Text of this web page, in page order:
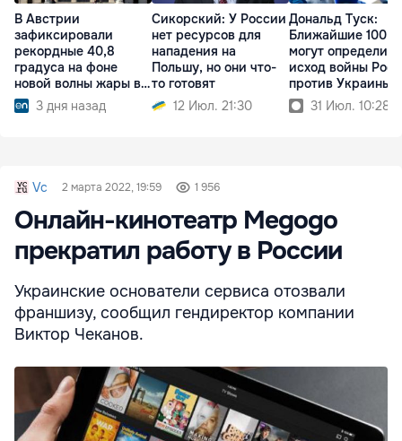
В Австрии
зафиксировали
рекордные 40,8
градуса на фоне
новой волны жары в
Европе3 дня назад
Сикорский: У России
нет ресурсов для
нападения на
Польшу, но они что-
то готовят
12 Июл. 21:30
Дональд Туск:
Ближайшие 100
могут определить
исход войны
против Украины
31 Июл. 10:28
Vc 2 марта 2022, 19:59 1 956
Онлайн-кинотеатр Megogo
прекратил работу в России
Украинские основатели сервиса отозвали
франшизу, сообщил гендиректор компании
Виктор Чеканов.